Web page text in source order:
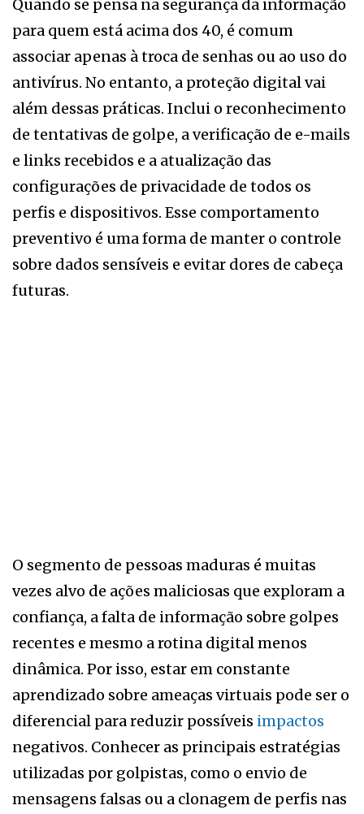
Quando se pensa na segurança da informação
para quem está acima dos 40, é comum
associar apenas à troca de senhas ou ao uso do
antivírus. No entanto, a proteção digital vai
além dessas práticas. Inclui o reconhecimento
de tentativas de golpe, a verificação de e-mails
e links recebidos e a atualização das
configurações de privacidade de todos os
perfis e dispositivos. Esse comportamento
preventivo é uma forma de manter o controle
sobre dados sensíveis e evitar dores de cabeça
futuras.
O segmento de pessoas maduras é muitas
vezes alvo de ações maliciosas que exploram a
confiança, a falta de informação sobre golpes
recentes e mesmo a rotina digital menos
dinâmica. Por isso, estar em constante
aprendizado sobre ameaças virtuais pode ser o
diferencial para reduzir possíveis impactos
negativos. Conhecer as principais estratégias
utilizadas por golpistas, como o envio de
mensagens falsas ou a clonagem de perfis nas